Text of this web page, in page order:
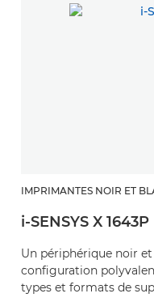
IMPRIMANTES NOIR ET
i-SENSYS X 1643P
Un périphérique noir
configuration
types et formats de